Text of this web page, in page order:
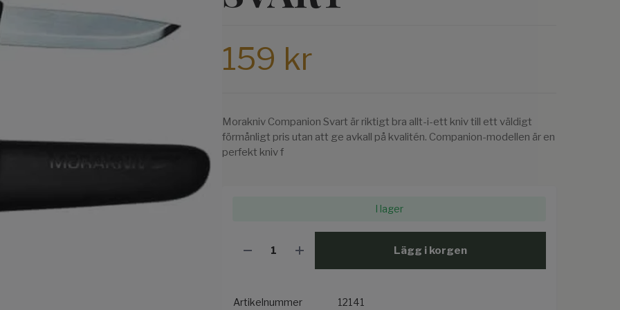
159 kr
Morakniv Companion Svart är riktigt bra allt-i-ett kniv till ett väldigt
förmånligt pris utan att ge avkall på kvalitén. Companion-modellen är en
perfekt kniv f
I lager
Lägg i korgen
Artikelnummer 12141